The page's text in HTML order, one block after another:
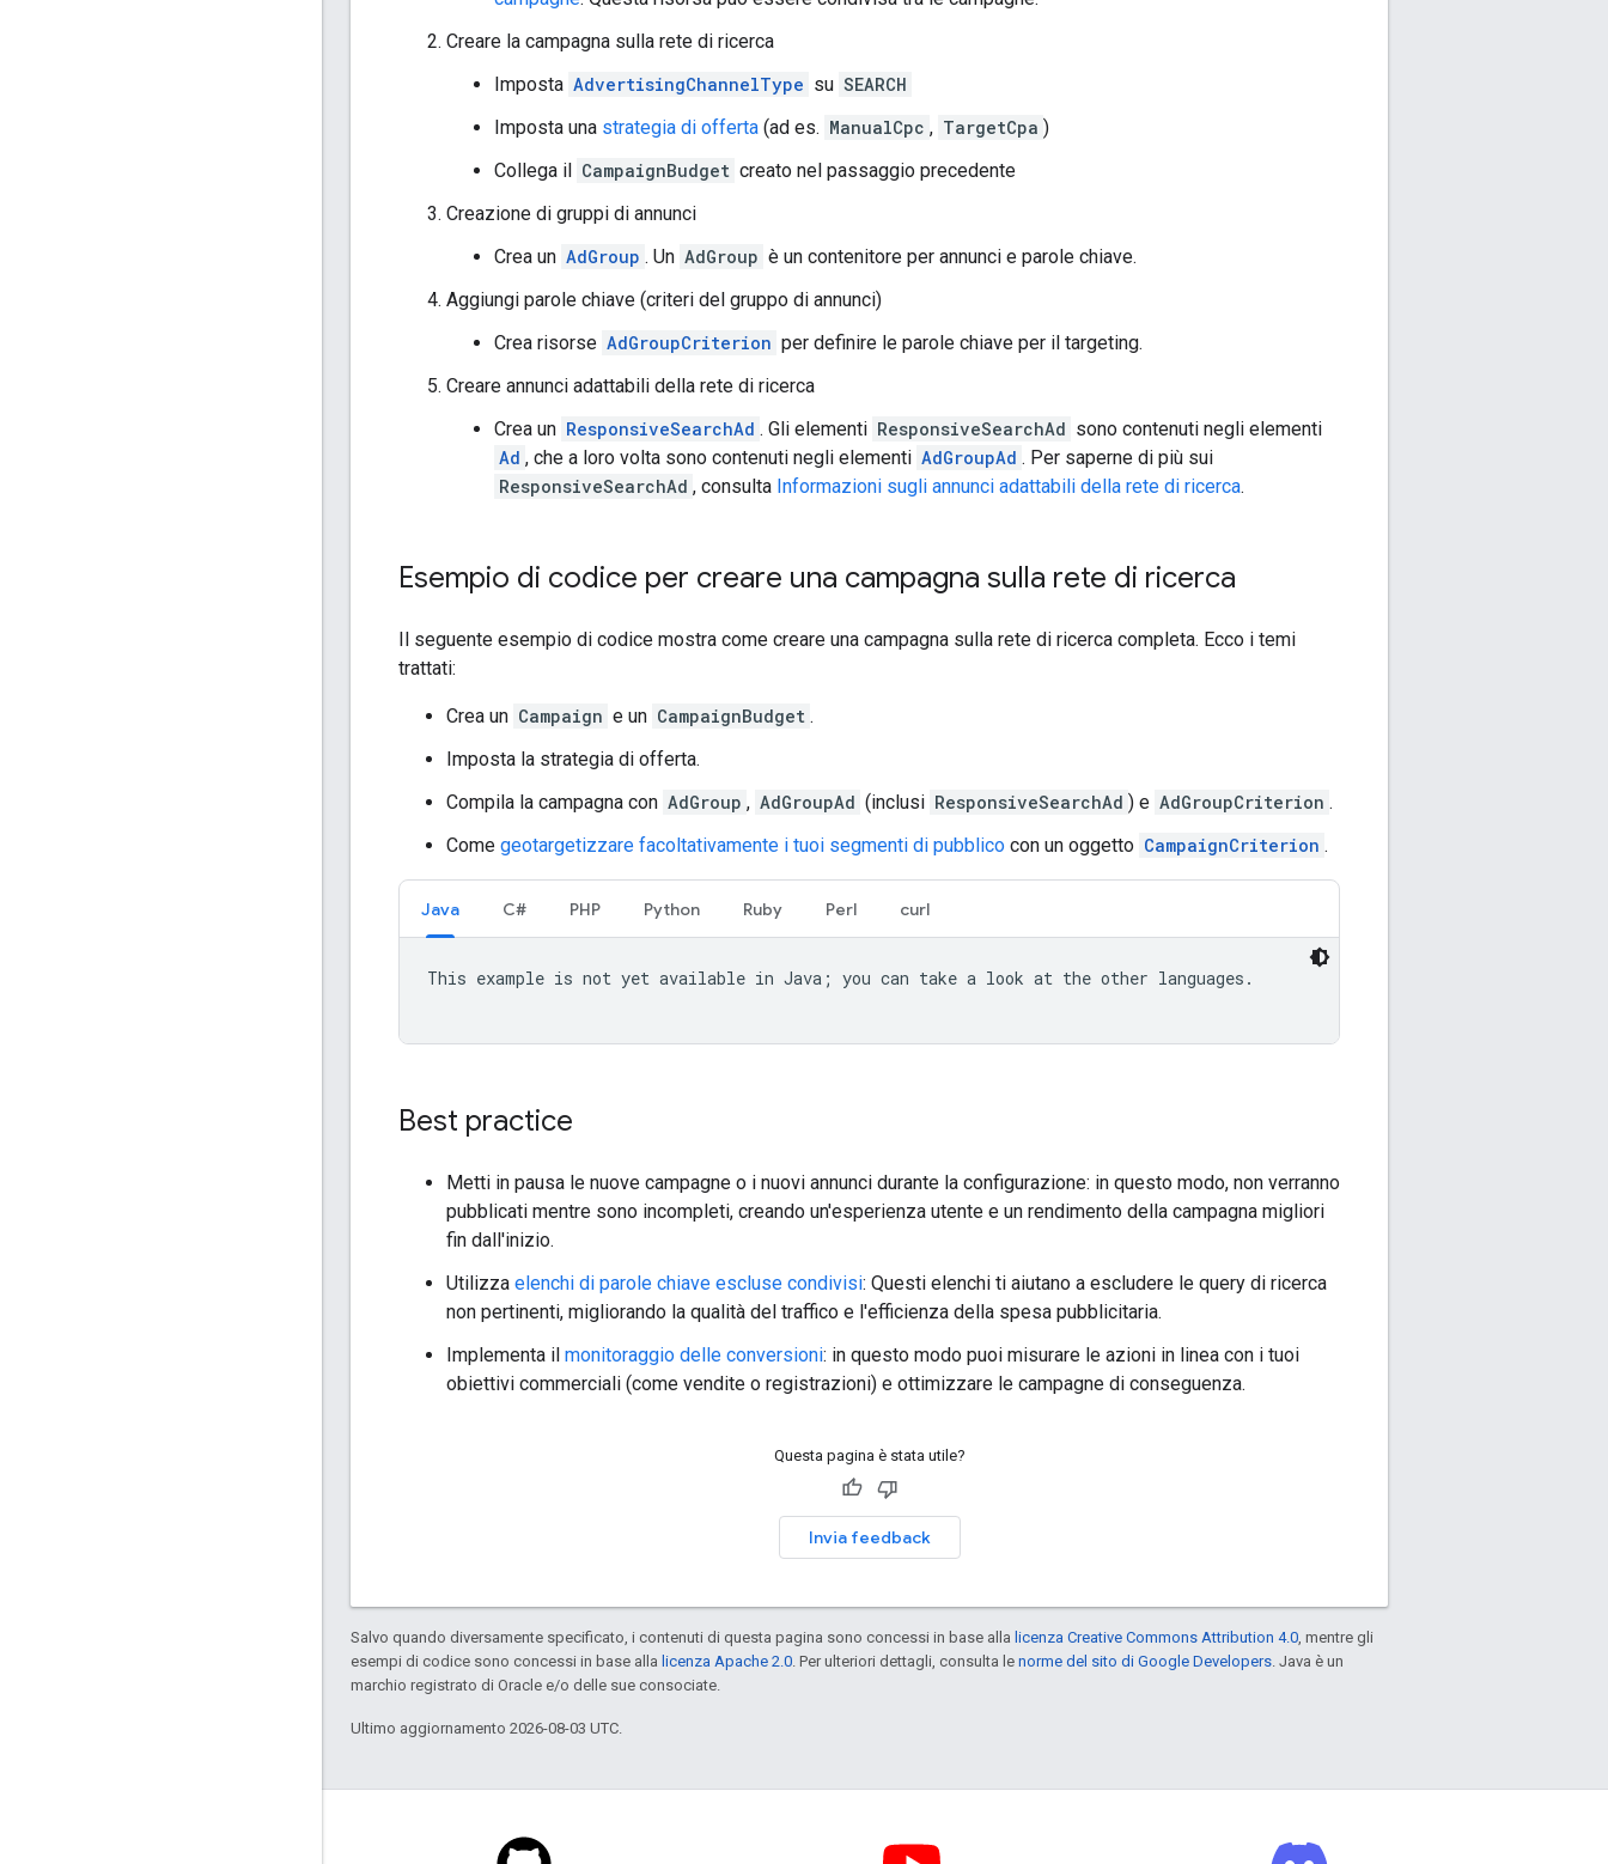
Creare la campagna sulla rete di ricerca
Imposta AdvertisingChannelType su SEARCH
Imposta una strategia di offerta (ad es. ManualCpc , TargetCpa )
Collega il CampaignBudget creato nel passaggio precedente
Creazione di gruppi di annunci
Crea un AdGroup . Un AdGroup è un contenitore per annunci e parole chiave.
Aggiungi parole chiave (criteri del gruppo di annunci)
Crea risorse AdGroupCriterion per definire le parole chiave per il targeting.
Creare annunci adattabili della rete di ricerca
Crea un ResponsiveSearchAd . Gli elementi ResponsiveSearchAd sono contenuti negli elementi
Ad , che a loro volta sono contenuti negli elementi AdGroupAd . Per saperne di più sui
ResponsiveSearchAd , consulta Informazioni sugli annunci adattabili della rete di ricerca.
Esempio di codice per creare una campagna sulla rete di ricerca
Il seguente esempio di codice mostra come creare una campagna sulla rete di ricerca completa. Ecco i temi
trattati:
Crea un Campaign e un CampaignBudget .
Imposta la strategia di offerta.
Compila la campagna con AdGroup , AdGroupAd (inclusi ResponsiveSearchAd ) e AdGroupCriterion .
Come geotargetizzare facoltativamente i tuoi segmenti di pubblico con un oggetto CampaignCriterion .
Java C# PHP Python Ruby Perl curl
This example is not yet available in Java; you can take a look at the other languages.
Best practice
Metti in pausa le nuove campagne o i nuovi annunci durante la configurazione: in questo modo, non verranno
pubblicati mentre sono incompleti, creando un'esperienza utente e un rendimento della campagna migliori
fin dall'inizio.
Utilizza elenchi di parole chiave escluse condivisi: Questi elenchi ti aiutano a escludere le query di ricerca
non pertinenti, migliorando la qualità del traffico e l'efficienza della spesa pubblicitaria.
Implementa il monitoraggio delle conversioni: in questo modo puoi misurare le azioni in linea con i tuoi
obiettivi commerciali (come vendite o registrazioni) e ottimizzare le campagne di conseguenza.
Questa pagina è stata utile?
Invia feedback
Salvo quando diversamente specificato, i contenuti di questa pagina sono concessi in base alla licenza Creative Commons Attribution 4.0 , mentre gli
esempi di codice sono concessi in base alla licenza Apache 2.0 . Per ulteriori dettagli, consulta le norme del sito di Google Developers . Java è un
marchio registrato di Oracle e/o delle sue consociate.
Ultimo aggiornamento 2026-08-03 UTC.